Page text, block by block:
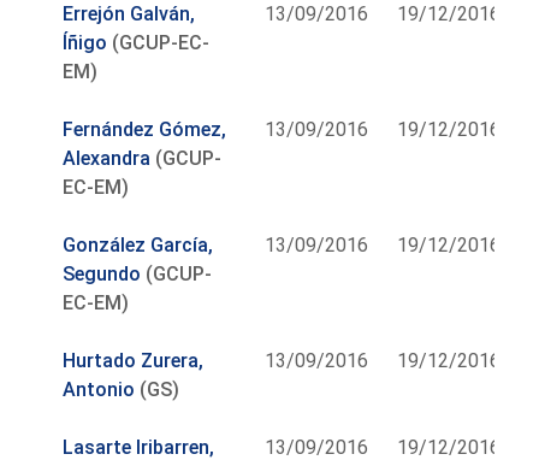
Errejón Galván,
Íñigo (GCUP-EC-
EM)
13/09/2016 19/12/2016
Fernández Gómez,
Alexandra (GCUP-
EC-EM)
13/09/2016 19/12/2016
González García,
Segundo (GCUP-
EC-EM)
13/09/2016 19/12/2016
Hurtado Zurera,
Antonio (GS)
13/09/2016 19/12/2016
Lasarte Iribarren,
13/09/2016 19/12/2016